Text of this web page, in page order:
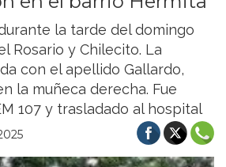
la tarde del domingo
Rosario y Chilecito. La
con el apellido Gallardo,
la muñeca derecha. Fue
107 y trasladado al hospital